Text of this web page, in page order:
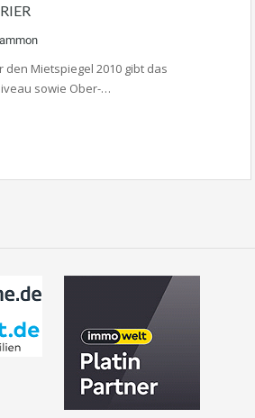
ammon
den Mietspiegel 2010 gibt das
sowie Ober-…